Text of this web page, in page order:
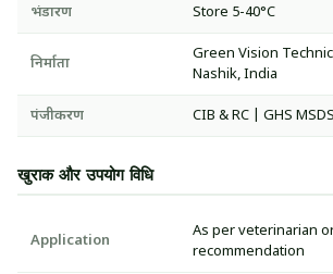
भंडारण Store 5-40°C
निर्माता
Green Vision
Nashik, India
पंजीकरण CIB & RC | GHS
खुराक और उपयोग विधि
Application
As per veterinarian
recommendation